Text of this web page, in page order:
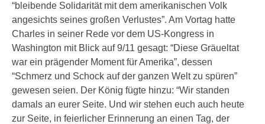
“bleibende Solidarität mit dem amerikanischen Volk
angesichts seines großen Verlustes”. Am Vortag hatte
Charles in seiner Rede vor dem US-Kongress in
Washington mit Blick auf 9/11 gesagt: “Diese Gräueltat
war ein prägender Moment für Amerika”, dessen
“Schmerz und Schock auf der ganzen Welt zu spüren”
gewesen seien. Der König fügte hinzu: “Wir standen
damals an eurer Seite. Und wir stehen euch auch heute
zur Seite, in feierlicher Erinnerung an einen Tag, der